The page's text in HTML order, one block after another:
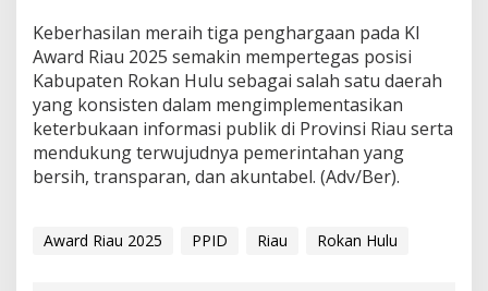
Keberhasilan meraih tiga penghargaan pada KI
Award Riau 2025 semakin mempertegas posisi
Kabupaten Rokan Hulu sebagai salah satu daerah
yang konsisten dalam mengimplementasikan
keterbukaan informasi publik di Provinsi Riau serta
mendukung terwujudnya pemerintahan yang
bersih, transparan, dan akuntabel. (Adv/Ber).
Award Riau 2025 PPID Riau Rokan Hulu